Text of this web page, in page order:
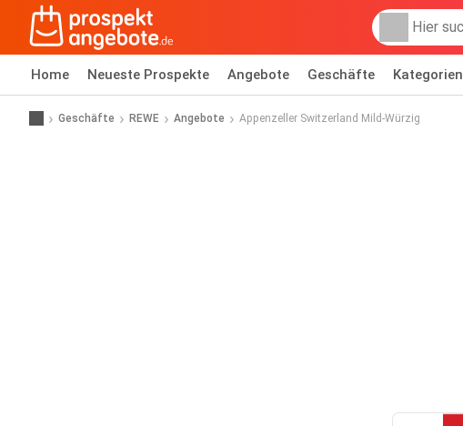
Home Neueste Prospekte Angebote Geschäfte Kategorien
Geschäfte REWE Angebote Appenzeller Switzerland Mild-Würzig